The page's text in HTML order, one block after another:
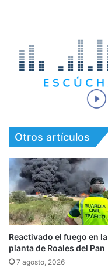
Otros artículos
Reactivado el fuego en la
planta de Roales del Pan
7 agosto, 2026